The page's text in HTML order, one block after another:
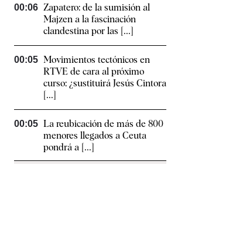
00:06 Zapatero: de la sumisión al
Majzen a la fascinación
clandestina por las [...]
00:05 Movimientos tectónicos en
RTVE de cara al próximo
curso: ¿sustituirá Jesús Cintora
[...]
00:05 La reubicación de más de 800
menores llegados a Ceuta
pondrá a [...]